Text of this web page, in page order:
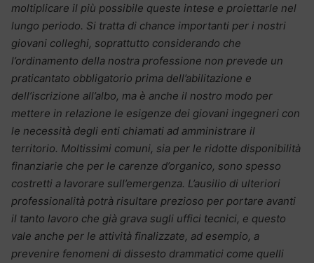
moltiplicare il più possibile queste intese e proiettarle nel
lungo periodo. Si tratta di chance importanti per i nostri
giovani colleghi, soprattutto considerando che
l’ordinamento della nostra professione non prevede un
praticantato obbligatorio prima dell’abilitazione e
dell’iscrizione all’albo, ma è anche il nostro modo per
mettere in relazione le esigenze dei giovani ingegneri con
le necessità degli enti chiamati ad amministrare il
territorio. Moltissimi comuni, sia per le ridotte disponibilità
finanziarie che per le carenze d’organico, sono spesso
costretti a lavorare sull’emergenza. L’ausilio di ulteriori
professionalità potrà risultare prezioso per portare avanti
il tanto lavoro che già grava sugli uffici tecnici, e questo
vale anche per le attività finalizzate, ad esempio, a
prevenire fenomeni di dissesto drammatici come quelli